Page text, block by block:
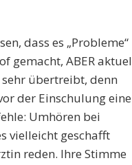
dass es „Probleme“
gemacht, ABER
übertreibt, denn
der Einschulung
Umhören bei
vielleicht geschafft
reden. Ihre Stimme